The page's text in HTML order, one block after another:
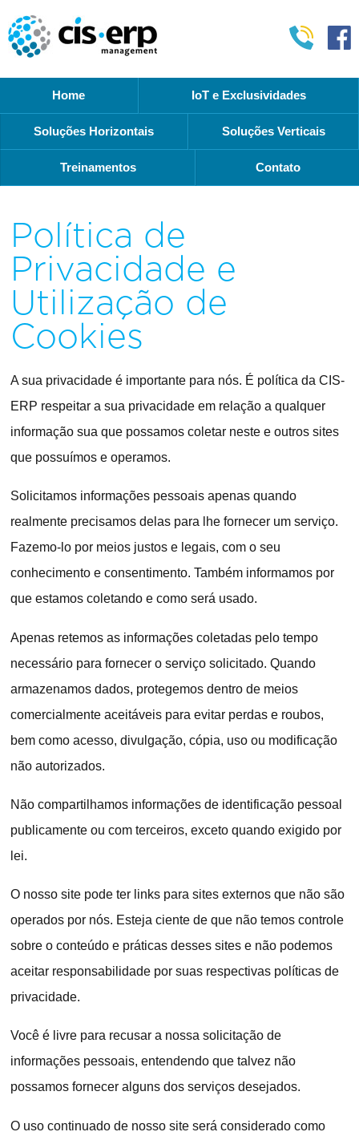
Home IoT e Exclusividades
Soluções Horizontais Soluções Verticais
Treinamentos Contato
Política de
Privacidade e
Utilização de
Cookies
A sua privacidade é importante para nós. É política da CIS-
ERP respeitar a sua privacidade em relação a qualquer
informação sua que possamos coletar neste e outros sites
que possuímos e operamos.
Solicitamos informações pessoais apenas quando
realmente precisamos delas para lhe fornecer um serviço.
Fazemo-lo por meios justos e legais, com o seu
conhecimento e consentimento. Também informamos por
que estamos coletando e como será usado.
Apenas retemos as informações coletadas pelo tempo
necessário para fornecer o serviço solicitado. Quando
armazenamos dados, protegemos dentro de meios
comercialmente aceitáveis para evitar perdas e roubos,
bem como acesso, divulgação, cópia, uso ou modificação
não autorizados.
Não compartilhamos informações de identificação pessoal
publicamente ou com terceiros, exceto quando exigido por
lei.
O nosso site pode ter links para sites externos que não são
operados por nós. Esteja ciente de que não temos controle
sobre o conteúdo e práticas desses sites e não podemos
aceitar responsabilidade por suas respectivas políticas de
privacidade.
Você é livre para recusar a nossa solicitação de
informações pessoais, entendendo que talvez não
possamos fornecer alguns dos serviços desejados.
O uso continuado de nosso site será considerado como